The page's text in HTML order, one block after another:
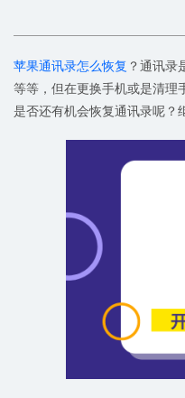
苹果通讯录怎么恢复 ？通讯
等等，但在更换手机或是清理
是否还有机会恢复通讯录呢？